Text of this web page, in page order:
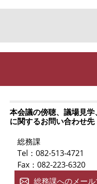
本会議の傍聴、議場見
に関するお問い合わせ先
総務課
Tel：082-513-4721
Fax：082-223-6320
総務課へのメー